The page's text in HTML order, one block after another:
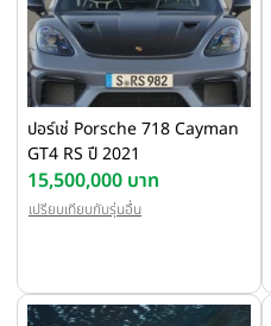
ปอร์เช่ Porsche 718 Cayman
GT4 RS ปี 2021
15,500,000 บาท
เปรียบเทียบกับรุ่นอื่น